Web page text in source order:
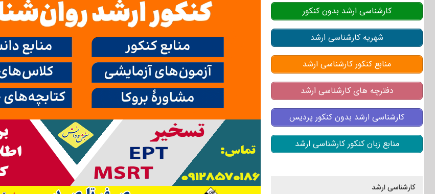
کارشناسی ارشد بدون کنکور
شهریه کارشناسی ارشد
منابع کنکور کارشناسی ارشد
دفترچه های کارشناسی ارشد
کارشناسی ارشد بدون کنکور پردیس
منابع زبان کنکور کارشناسی ارشد
کارشناسی ارشد